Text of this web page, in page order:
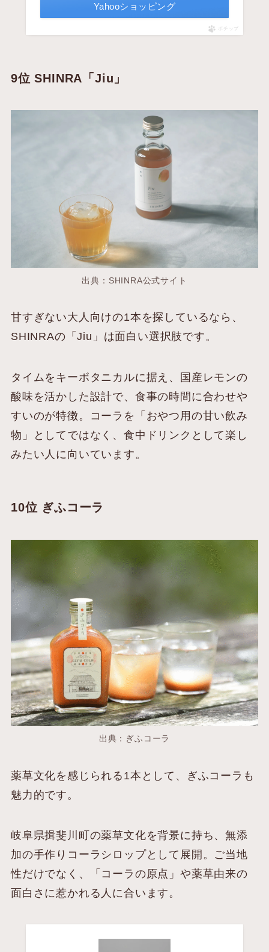
Yahooショッピング
ポチップ
9位 SHINRA「Jiu」
出典：SHINRA公式サイト
甘すぎない大人向けの1本を探しているなら、
SHINRAの「Jiu」は面白い選択肢です。
タイムをキーボタニカルに据え、国産レモンの
酸味を活かした設計で、食事の時間に合わせや
すいのが特徴。コーラを「おやつ用の甘い飲み
物」としてではなく、食中ドリンクとして楽し
みたい人に向いています。
10位 ぎふコーラ
出典：ぎふコーラ
薬草文化を感じられる1本として、ぎふコーラも
魅力的です。
岐阜県揖斐川町の薬草文化を背景に持ち、無添
加の手作りコーラシロップとして展開。ご当地
性だけでなく、「コーラの原点」や薬草由来の
面白さに惹かれる人に合います。